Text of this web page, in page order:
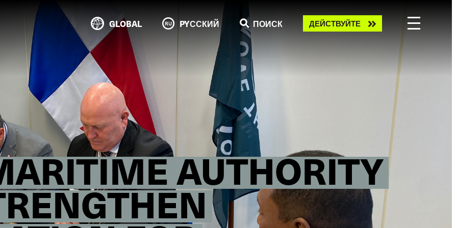
AUTHORITY
GLOBAL PYССКИЙ ПОИСК
Take
action
ДЕЙСТВУЙТЕ